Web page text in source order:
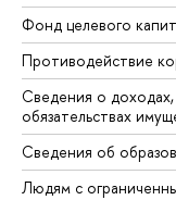
Фонд целевого
Противодействие
Сведения о
обязательствах
Сведения об
Людям с